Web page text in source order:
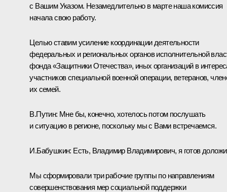
с ВашимУказом. Незамедлительно в марте наша комиссия
начала свою работу.
Целью ставим усиление координации деятельности
федеральных и региональных органов исполнительной
фонда «Защитники Отечества», иных организаций в
участников специальной военной операции, ветеранов,
их семей.
В.Путин: Мне бы, конечно, хотелось потом послушать
и ситуацию в регионе, поскольку мы с Вами встречаемся.
И.Бабушкин: Есть, Владимир Владимирович, я готов
Мы сформировали три рабочие группы по направлениям
совершенствования мер социальной поддержки